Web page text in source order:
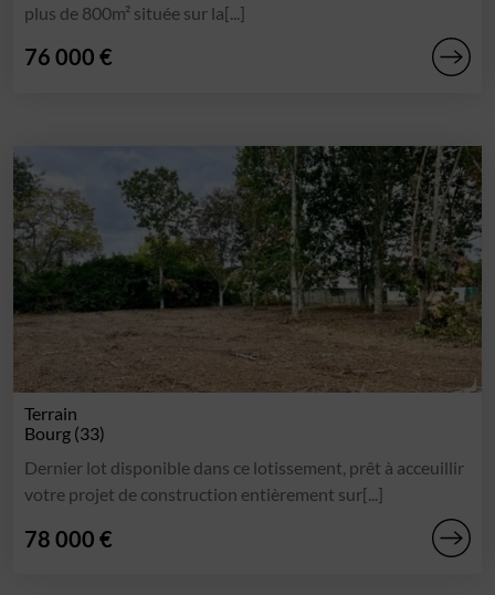
plus de 800m² située sur la[...]
76 000 €
Terrain
Bourg (33)
Dernier lot disponible dans ce lotissement, prêt à acceuillir
votre projet de construction entièrement sur[...]
78 000 €